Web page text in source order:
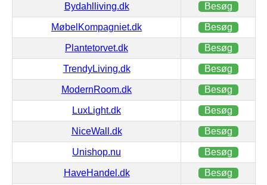
Bydahlliving.dk Besøg
MøbelKompagniet.dk Besøg
Plantetorvet.dk Besøg
TrendyLiving.dk Besøg
ModernRoom.dk Besøg
LuxLight.dk Besøg
NiceWall.dk Besøg
Unishop.nu Besøg
HaveHandel.dk Besøg